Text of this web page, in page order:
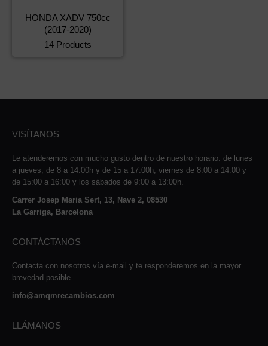
HONDA XADV 750cc
(2017-2020)
14 Products
VISÍTANOS
Le atenderemos con mucho gusto dentro de nuestro horario: de lunes
a jueves, de 8 a 14:00h y de 15 a 17:00h, viernes de 8:00 a 14:00 y
de 15:00 a 16:00 y los sábados de 9:00 a 13:00h.
Carrer Josep Maria Sert, 13, Nave 2, 08530
La Garriga, Barcelona
CONTÁCTANOS
Contacta con nosotros vía e-mail y te responderemos en la mayor
brevedad posible.
info@amqmrecambios.com
LLÁMANOS